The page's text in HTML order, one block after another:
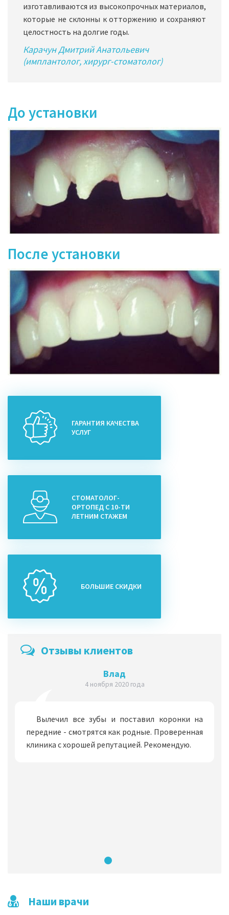
изготавливаются из высокопрочных материалов,
которые не склонны к отторжению и сохраняют
целостность на долгие годы.
Карачун Дмитрий Анатольевич
(имплантолог, хирург-стоматолог)
До установки
После установки
ГАРАНТИЯ КАЧЕСТВА
УСЛУГ
СТОМАТОЛОГ-
ОРТОПЕД С 10-ТИ
ЛЕТНИМ СТАЖЕМ
БОЛЬШИЕ СКИДКИ
Отзывы клиентов
Влад
4 ноября 2020 года
Вылечил все зубы и поставил коронки на
передние - смотрятся как родные. Проверенная
клиника с хорошей репутацией. Рекомендую.
Наши врачи